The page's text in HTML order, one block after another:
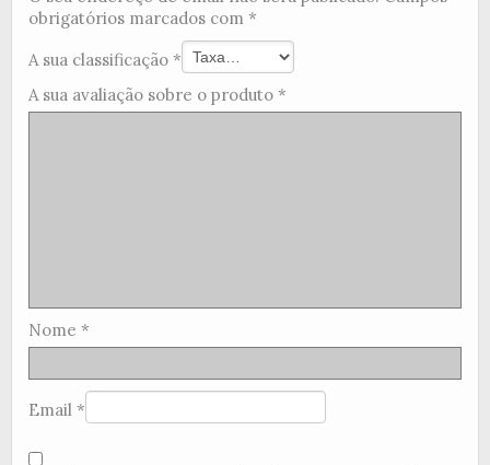
obrigatórios marcados com *
A sua classificação *
A sua avaliação sobre o produto *
Nome *
Email *